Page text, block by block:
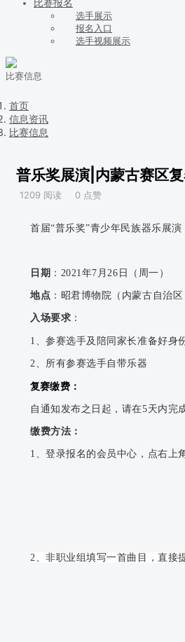
比赛报名
选手展示
报名入口
选手视频展示
比赛信息
首页
信息资讯
比赛信息
普乐奖展演|内蒙古赛区
1209 阅读 0 点赞
首届“普乐奖”青少年民族器乐展
日期 ：2021年7月26日（周一）
地点 ：昭君博物院（内蒙古自治
入场要求 ：
1、参赛选手及陪同家长准备好身
2、所有参赛选手自带乐器
复赛缴费：
自通知发布之日起，请在5天内完
缴费方法：
1、登录报名的会员中心，点右上
2、非职业组填写一首曲目，直接